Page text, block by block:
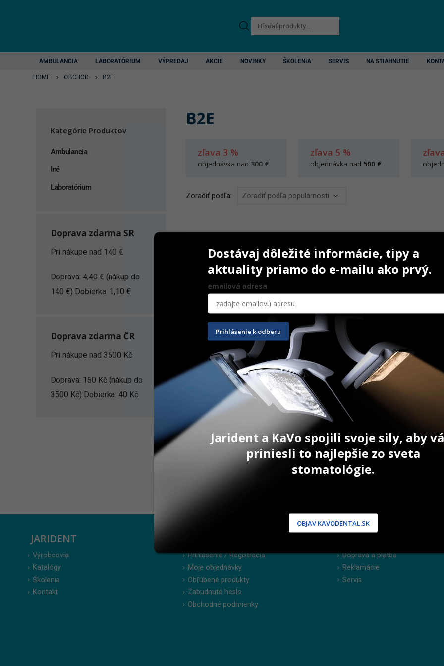
Products
search
AMBULANCIA LABORATÓRIUM VÝPREDAJ AKCIE NOVINKY ŠKOLENIA SERVIS NA STIAHNUTIE
HOME OBCHOD B2E
B2E
zľava 3 %
objednávka nad 300 €
zľava 5 %
objednávka nad 500 €
Zoradiť podľa:
Filtek Ultimate
4 g
ZOBRAZIŤ PRODUKT
Kategórie Produktov
Ambulancia
Iné
Laboratórium
Doprava zdarma SR
Pri nákupe nad 140 €
Doprava: 4,40 € (nákup do
140 €) Dobierka: 1,10 €
Doprava zdarma ČR
Pri nákupe nad 3500 Kč
Doprava: 160 Kč (nákup do
3500 Kč) Dobierka: 40 Kč
JARIDENT
Výrobcovia
Katalógy
Školenia
Kontakt
Prihlásenie / Registrácia
Moje objednávky
Obľúbené produkty
Zabudnuté heslo
Obchodné podmienky
Doprava a platba
Reklamácie
Servis
Dostávaj dôležité informácie, tipy a
aktuality priamo do e-mailu ako prvý.
emailová adresa
Prihlásenie k odberu
Jarident a KaVo spojili svoje sily, aby
priniesli to najlepšie zo sveta
stomatológie.
OBJAV KAVODENTAL.SK